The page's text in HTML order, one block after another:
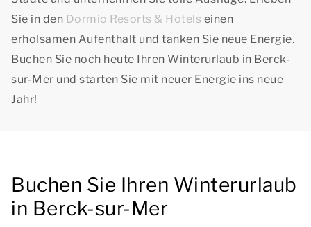
Sie in den Dormio Resorts & Hotels einen
erholsamen Aufenthalt und tanken Sie neue Energie.
Buchen Sie noch heute Ihren Winterurlaub in Berck-
sur-Mer und starten Sie mit neuer Energie ins neue
Jahr!
Buchen Sie Ihren Winterurlaub
in Berck-sur-Mer